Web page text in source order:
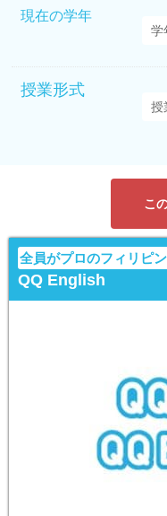
現在の学年
授業形式
こ
全員がプロのフィリピ
QQ English